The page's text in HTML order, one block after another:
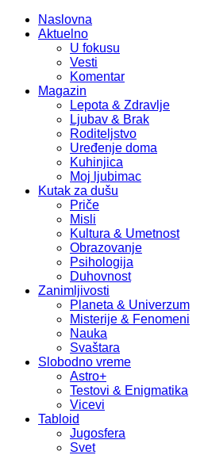
Naslovna
Aktuelno
U fokusu
Vesti
Komentar
Magazin
Lepota & Zdravlje
Ljubav & Brak
Roditeljstvo
Uređenje doma
Kuhinjica
Moj ljubimac
Kutak za dušu
Priče
Misli
Kultura & Umetnost
Obrazovanje
Psihologija
Duhovnost
Zanimljivosti
Planeta & Univerzum
Misterije & Fenomeni
Nauka
Svaštara
Slobodno vreme
Astro+
Testovi & Enigmatika
Vicevi
Tabloid
Jugosfera
Svet